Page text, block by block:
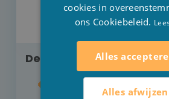
Deluxe onderhoudsset
€ 26,00
cookies in
ons Cookiebeleid.
Alles
Alles afwijzen